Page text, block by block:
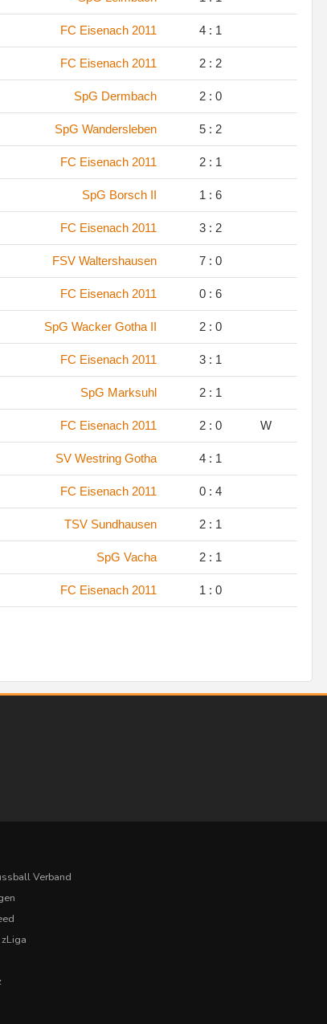
FC Eisenach 2011 4 : 1
FC Eisenach 2011 2 : 2
SpG Dermbach 2 : 0
SpG Wandersleben 5 : 2
FC Eisenach 2011 2 : 1
SpG Borsch II 1 : 6
FC Eisenach 2011 3 : 2
FSV Waltershausen 7 : 0
FC Eisenach 2011 0 : 6
SpG Wacker Gotha II 2 : 0
FC Eisenach 2011 3 : 1
SpG Marksuhl 2 : 1
FC Eisenach 2011 2 : 0 W
SV Westring Gotha 4 : 1
FC Eisenach 2011 0 : 4
TSV Sundhausen 2 : 1
SpG Vacha 2 : 1
FC Eisenach 2011 1 : 0
Verband